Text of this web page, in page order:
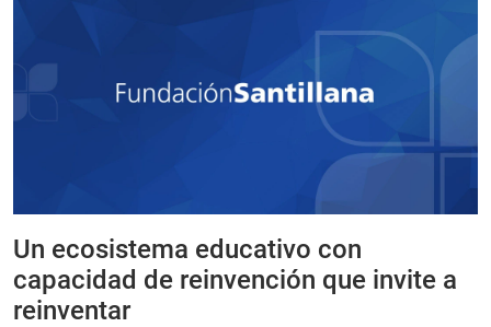
Un ecosistema educativo con
capacidad de reinvención que invite a
reinventar